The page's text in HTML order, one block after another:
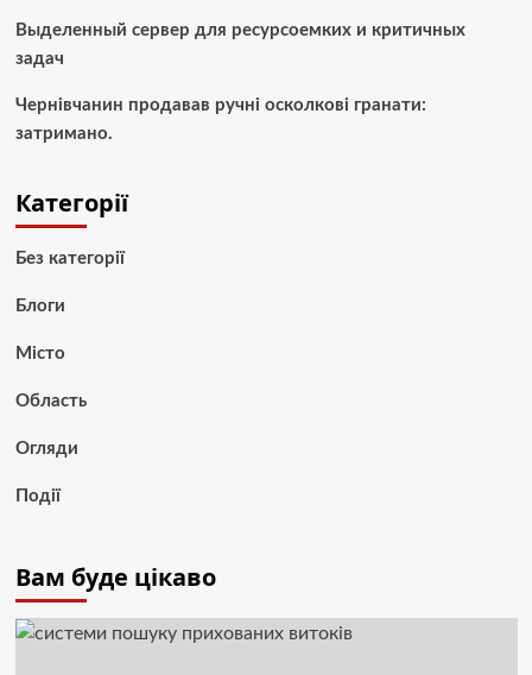
Выделенный сервер для ресурсоемких и критичных
задач
Чернівчанин продавав ручні осколкові гранати:
затримано.
Категорії
Без категорії
Блоги
Місто
Область
Огляди
Події
Вам буде цікаво